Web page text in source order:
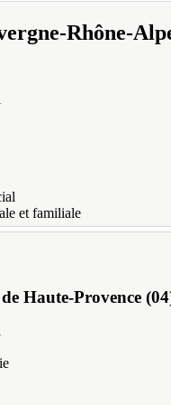
Rhône-
et familiale
Haute-Provence